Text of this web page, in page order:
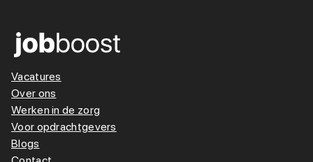
Vacatures
Over ons
Werken in de zorg
Voor opdrachtgevers
Blogs